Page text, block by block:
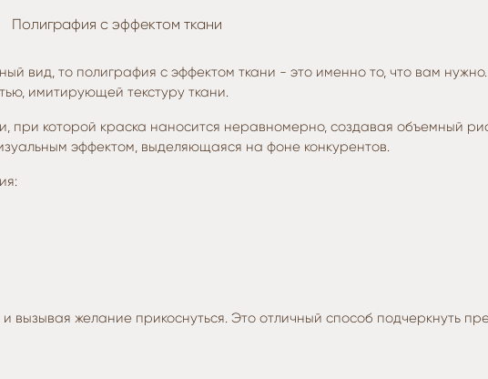
Полиграфия с эффектом ткани
вид, то полиграфия с эффектом ткани - это именно то, что вам
имитирующей текстуру ткани.
при которой краска наносится неравномерно, создавая объемный
эффектом, выделяющаяся на фоне конкурентов.
вызывая желание прикоснуться. Это отличный способ подчеркнуть